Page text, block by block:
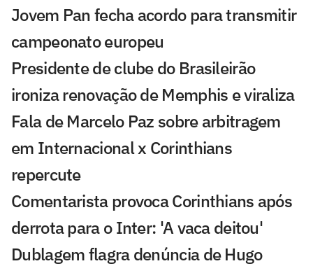
Jovem Pan fecha acordo para transmitir
campeonato europeu
Presidente de clube do Brasileirão
ironiza renovação de Memphis e viraliza
Fala de Marcelo Paz sobre arbitragem
em Internacional x Corinthians
repercute
Comentarista provoca Corinthians após
derrota para o Inter: 'A vaca deitou'
Dublagem flagra denúncia de Hugo